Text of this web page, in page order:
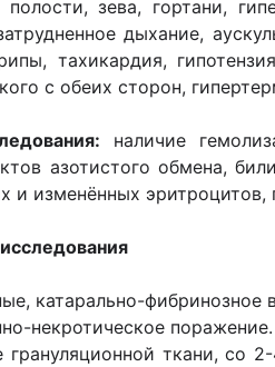
зева, гортани,
дыхание,
тахикардия,
с обеих сторон,
наличие
азотистого обмена,
и изменённых
катарально-
некротическое поражение.
грануляционной ткани,